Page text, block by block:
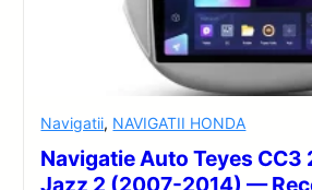
Navigatii, NAVIGATII HONDA
Navigatie Auto Teyes CC3